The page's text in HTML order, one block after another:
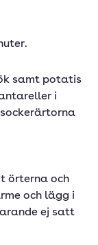
samt potatis
i
örterna och
och lägg i
ej satt